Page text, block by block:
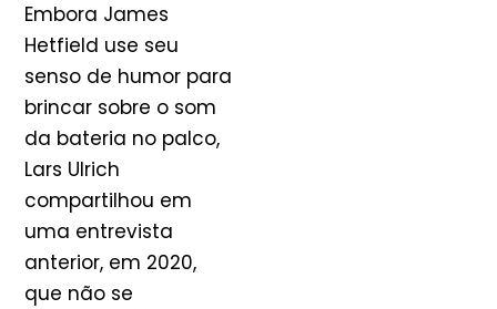
Embora James
Hetfield use seu
senso de humor para
brincar sobre o som
da bateria no palco,
Lars Ulrich
compartilhou em
uma entrevista
anterior, em 2020,
que não se